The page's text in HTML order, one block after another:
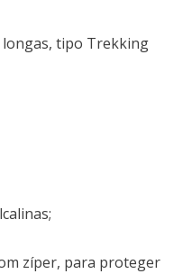
longas, tipo Trekking
zíper, para proteger